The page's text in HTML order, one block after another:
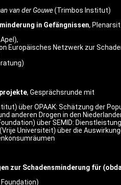
van der Gouwe(Trimbos Institut)
in Gefängnissen,
Europäisches Netzwerk zur
, Gesprächsrunde mit
über OPAAK: Schätzung der
anderen Drogen in den
über SEMID:
(Vrije Universiteit) über die
zur Schadensminderung für